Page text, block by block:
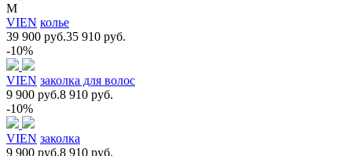
M
VIEN колье
39 900 руб.35 910 руб.
-10%
VIEN заколка для волос
9 900 руб.8 910 руб.
-10%
VIEN заколка
9 900 руб.8 910 руб.